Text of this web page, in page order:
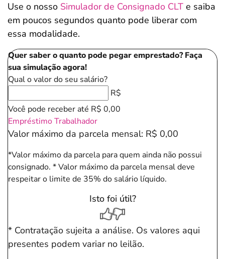
Use o nosso Simulador de Consignado CLT e saiba
em poucos segundos quanto pode liberar com
essa modalidade.
Quer saber o quanto pode pegar emprestado? Faça
sua simulação agora!
Qual o valor do seu salário?
R$
Você pode receber até R$ 0,00
Empréstimo Trabalhador
Valor máximo da parcela mensal: R$ 0,00
*Valor máximo da parcela para quem ainda não possui
consignado. * Valor máximo da parcela mensal deve
respeitar o limite de 35% do salário líquido.
Isto foi útil?
* Contratação sujeita a análise. Os valores aqui
presentes podem variar no leilão.